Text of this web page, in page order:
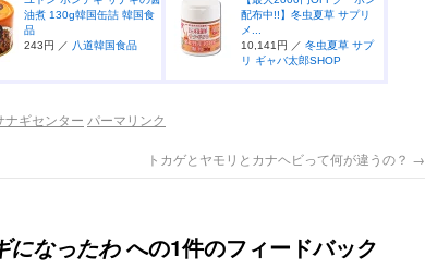
油煮 130g韓国缶詰 韓国食
品
243円 ／ 八道韓国食品
配布中!!】冬虫夏草 サプリ
メ...
10,141円 ／ 冬虫夏草 サプ
リ ギャバ太郎SHOP
ナギセンター パーマリンク
トカゲとヤモリとカナヘビって何が違うの？ →
になったわへの1件のフィードバック